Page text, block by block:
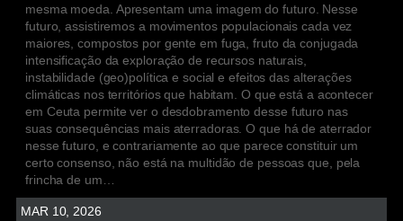
mesma moeda. Apresentam uma imagem do futuro. Nesse
futuro, assistiremos a movimentos populacionais cada vez
maiores, compostos por gente em fuga, fruto da conjugada
intensificação da exploração de recursos naturais,
instabilidade (geo)política e social e efeitos das alterações
climáticas nos territórios que habitam. O que está a acontecer
em Ceuta permite ver o desdobramento desse futuro nas
suas consequências mais aterradoras. O que há de aterrador
nesse futuro, e contrariamente ao que parece constituir um
certo consenso, não está na multidão de pessoas que, pela
frincha de um…
MAR 10, 2026